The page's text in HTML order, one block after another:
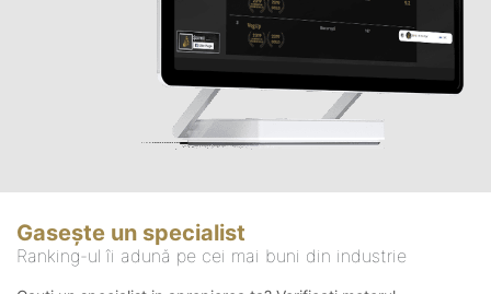
Gasește un specialist
Ranking-ul îi adună pe cei mai buni din industrie